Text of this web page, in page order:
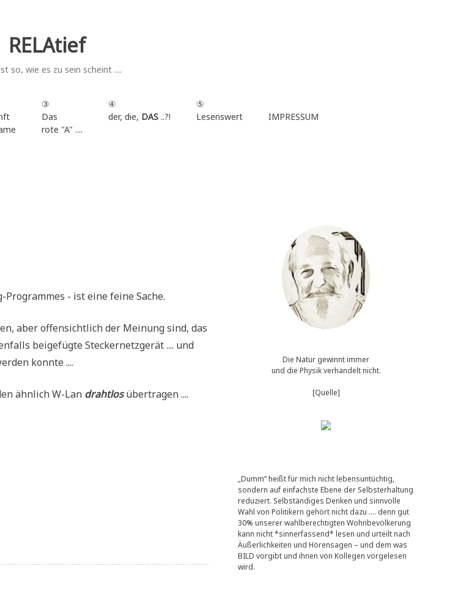
RELAtief
so, wie es zu sein scheint ....
③
Das
rote "A" ....
④
der, die, DAS..?!
⑤
Lesenswert
IMPRESSUM
- ist eine fei­ne Sache.
aber offen­sicht­lich der Mei­nung sind, das
bei­gefüg­te Stecker­netz­ge­rät .... und
konnte ....
ähn­lich W-Lan draht­losübertragen ....
Die Natur gewinnt immer
und die Physik verhandelt nicht.
[Quelle]
„Dumm“ heißt für mich nicht lebensuntüchtig,
sondern auf einfachste Ebene der Selbsterhaltung
reduziert. Selbständiges Denken und sinnvolle
Wahl von Politikern gehört nicht dazu …. denn gut
30% unserer wahlberechtigten Wohnbevölkerung
kann nicht *sinnerfassend* lesen und urteilt nach
Äußerlichkeiten und Hörensagen – und dem was
BILD vorgibt und ihnen von Kollegen vorgelesen
wird.